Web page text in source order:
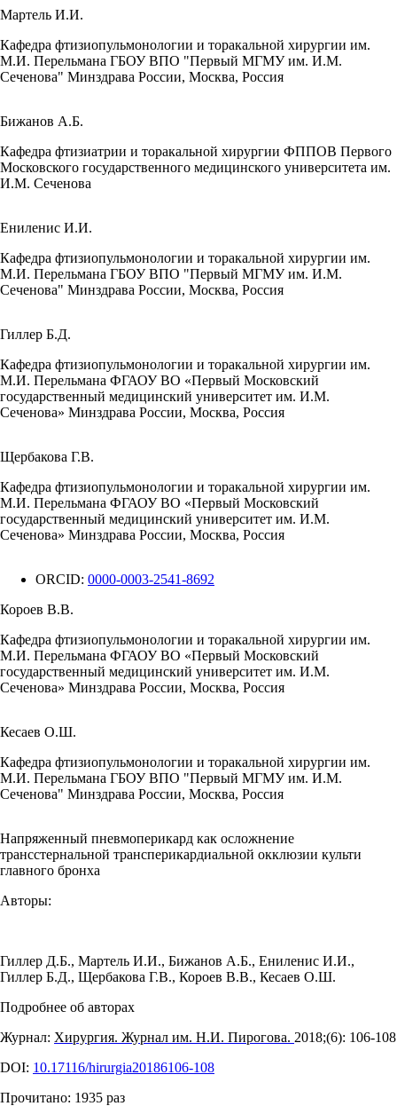
Мартель И.И.
Кафедра фтизиопульмонологии и торакальной хирургии им.
М.И. Перельмана ГБОУ ВПО "Первый МГМУ им. И.М.
Сеченова" Минздрава России, Москва, Россия
Бижанов А.Б.
Кафедра фтизиатрии и торакальной хирургии ФППОВ Первого
Московского государственного медицинского университета им.
И.М. Сеченова
Ениленис И.И.
Кафедра фтизиопульмонологии и торакальной хирургии им.
М.И. Перельмана ГБОУ ВПО "Первый МГМУ им. И.М.
Сеченова" Минздрава России, Москва, Россия
Гиллер Б.Д.
Кафедра фтизиопульмонологии и торакальной хирургии им.
М.И. Перельмана ФГАОУ ВО «Первый Московский
государственный медицинский университет им. И.М.
Сеченова» Минздрава России, Москва, Россия
Щербакова Г.В.
Кафедра фтизиопульмонологии и торакальной хирургии им.
М.И. Перельмана ФГАОУ ВО «Первый Московский
государственный медицинский университет им. И.М.
Сеченова» Минздрава России, Москва, Россия
ORCID: 0000-0003-2541-8692
Короев В.В.
Кафедра фтизиопульмонологии и торакальной хирургии им.
М.И. Перельмана ФГАОУ ВО «Первый Московский
государственный медицинский университет им. И.М.
Сеченова» Минздрава России, Москва, Россия
Кесаев О.Ш.
Кафедра фтизиопульмонологии и торакальной хирургии им.
М.И. Перельмана ГБОУ ВПО "Первый МГМУ им. И.М.
Сеченова" Минздрава России, Москва, Россия
Напряженный пневмоперикард как осложнение
трансстернальной трансперикардиальной окклюзии культи
главного бронха
Авторы:
Гиллер Д.Б., Мартель И.И., Бижанов А.Б., Ениленис И.И.,
Гиллер Б.Д., Щербакова Г.В., Короев В.В., Кесаев О.Ш.
Подробнее об авторах
Журнал: Хирургия. Журнал им. Н.И. Пирогова. 2018;(6): 106‑108
DOI: 10.17116/hirurgia20186106-108
Прочитано: 1935 раз